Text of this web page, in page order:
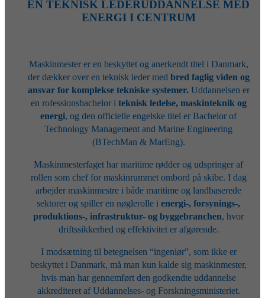
EN TEKNISK LEDERUDDANNELSE MED
ENERGI I CENTRUM
Maskinmester er en beskyttet og anerkendt titel i Danmark,
der dækker over en teknisk leder med bred faglig viden og
ansvar for komplekse tekniske systemer.Uddannelsen er
en rofessionsbachelor i teknisk ledelse, maskinteknik og
energi, og den officielle engelske titel er Bachelor of
Technology Management and Marine Engineering
(BTechMan & MarEng).
Maskinmesterfaget har maritime rødder og udspringer af
rollen som chef for maskinrummet ombord på skibe. I dag
arbejder maskinmestre i både maritime og landbaserede
sektorer og spiller en nøglerolle i energi-, forsynings-,
produktions-, infrastruktur- og byggebranchen, hvor
driftssikkerhed og effektivitet er afgørende.
I modsætning til betegnelsen “ingeniør”, som ikke er
beskyttet i Danmark, må man kun kalde sig maskinmester,
hvis man har gennemført den godkendte uddannelse
akkrediteret af Uddannelses- og Forskningsministeriet.